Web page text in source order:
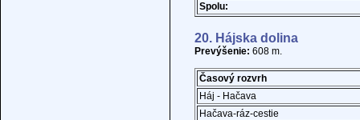
Spolu:
20. Hájska dolina
Prevýšenie: 608 m.
Časový rozvrh
Háj - Hačava
Hačava-ráz-cestie